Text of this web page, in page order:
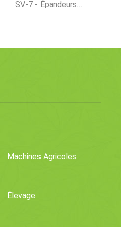
SV-7 - Épandeurs
Machines Agricoles
Élevage